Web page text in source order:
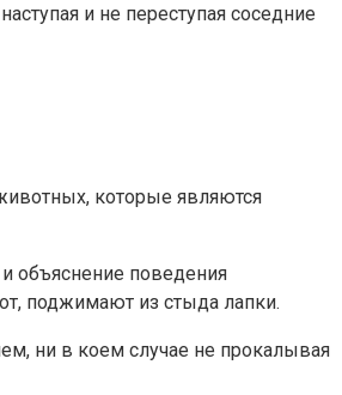
и не переступая соседние
которые являются
объяснение поведения
поджимают из стыда лапки.
ни в коем случае не прокалывая